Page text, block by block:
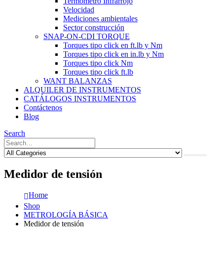
Velocidad
Mediciones ambientales
Sector construcción
SNAP-ON-CDI TORQUE
Torques tipo click en ft.lb y Nm
Torques tipo click en in.lb y Nm
Torques tipo click Nm
Torques tipo click ft.lb
WANT BALANZAS
ALQUILER DE INSTRUMENTOS
CATÁLOGOS INSTRUMENTOS
Contáctenos
Blog
Search
Medidor de tensión
Home
Shop
METROLOGÍA BÁSICA
Medidor de tensión